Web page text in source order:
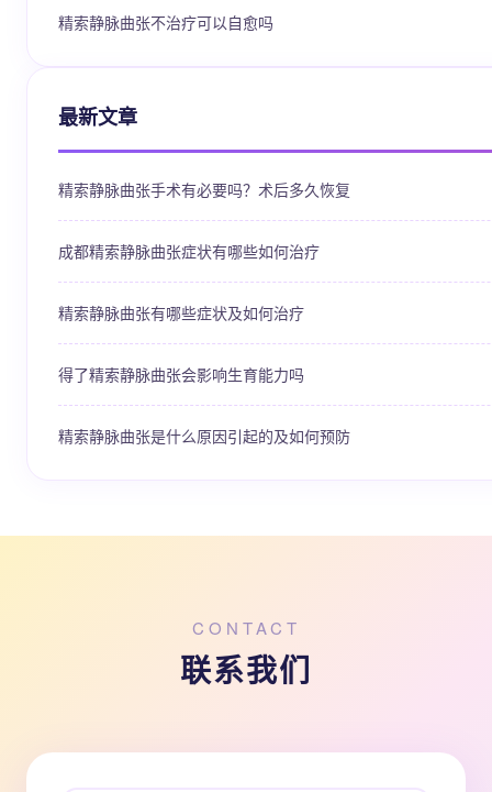
精索静脉曲张不治疗可以自愈吗
最新文章
精索静脉曲张手术有必要吗？术后多久恢复
成都精索静脉曲张症状有哪些如何治疗
精索静脉曲张有哪些症状及如何治疗
得了精索静脉曲张会影响生育能力吗
精索静脉曲张是什么原因引起的及如何预防
CONTACT
联系我们